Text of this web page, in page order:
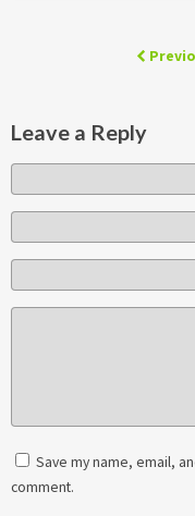
Leave a Reply
Save my name, email,
comment.